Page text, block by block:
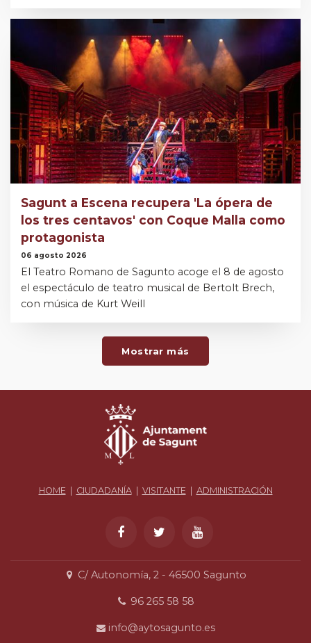
Sagunt a Escena recupera 'La ópera de
los tres centavos' con Coque Malla como
protagonista
06 agosto 2026
El Teatro Romano de Sagunto acoge el 8 de agosto
el espectáculo de teatro musical de Bertolt Brech,
con música de Kurt Weill
Mostrar más
HOME| CIUDADANÍA| VISITANTE| ADMINISTRACIÓN
C/ Autonomía, 2 - 46500 Sagunto
96 265 58 58
info@aytosagunto.es